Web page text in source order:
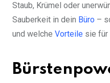
Staub, Krümel oder
Sauberkeit in dein Büro –
und welche Vorteile sie für